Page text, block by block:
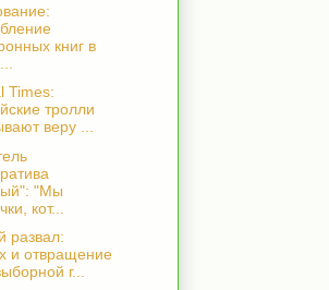
книг в
Times:
тролли
веру ...
"Мы
кот...
развал:
и отвращение
г...